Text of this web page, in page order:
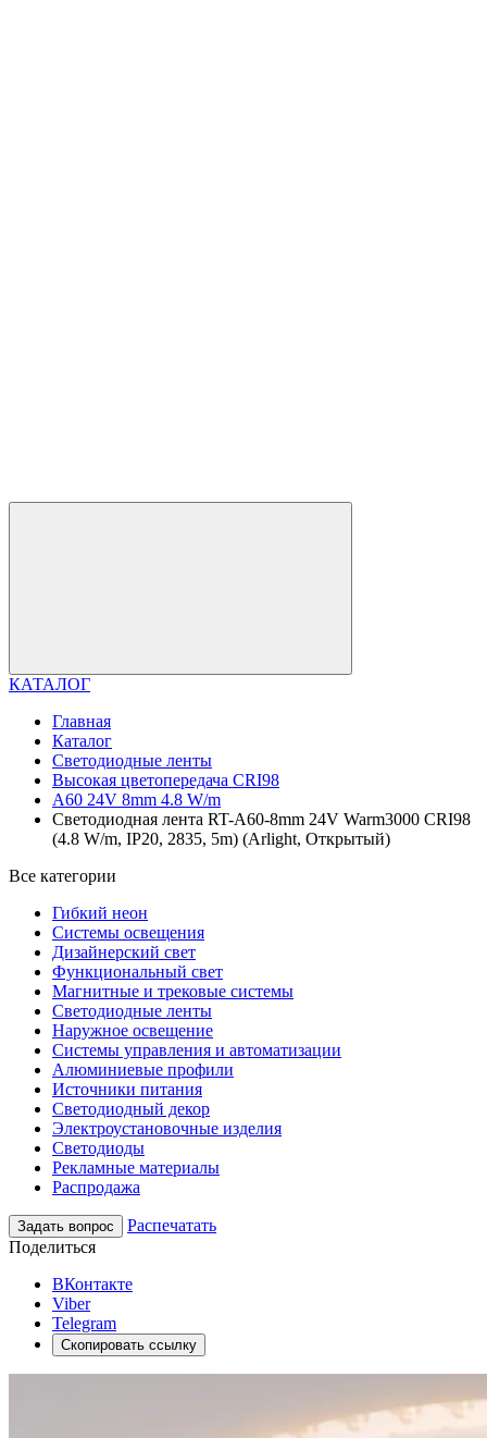
КАТАЛОГ
Главная
Каталог
Светодиодные ленты
Высокая цветопередача CRI98
A60 24V 8mm 4.8 W/m
Светодиодная лента RT-A60-8mm 24V Warm3000 CRI98
(4.8 W/m, IP20, 2835, 5m) (Arlight, Открытый)
Все категории
Гибкий неон
Системы освещения
Дизайнерский свет
Функциональный свет
Магнитные и трековые системы
Светодиодные ленты
Наружное освещение
Системы управления и автоматизации
Алюминиевые профили
Источники питания
Светодиодный декор
Электроустановочные изделия
Светодиоды
Рекламные материалы
Распродажа
Задать вопрос
Распечатать
Поделиться
ВКонтакте
Viber
Telegram
Скопировать ссылку